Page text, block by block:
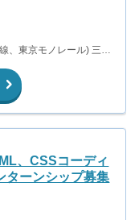
、東京モノレール) 三田
、CSSコーディ
ターンシップ募集